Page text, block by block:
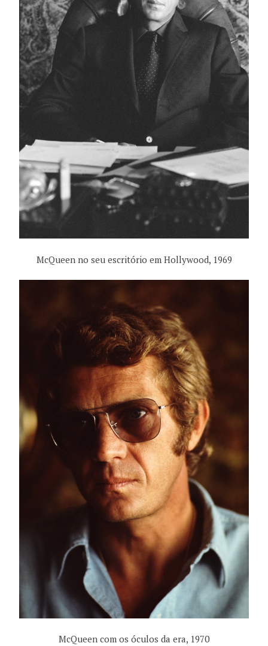
McQueen no seu escritório em Hollywood, 1969
McQueen com os óculos da era, 1970